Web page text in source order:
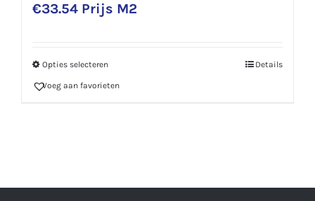
€33.54 Prijs M2
Opties selecterenDit
product
optie
Details
Voeg aan favorieten